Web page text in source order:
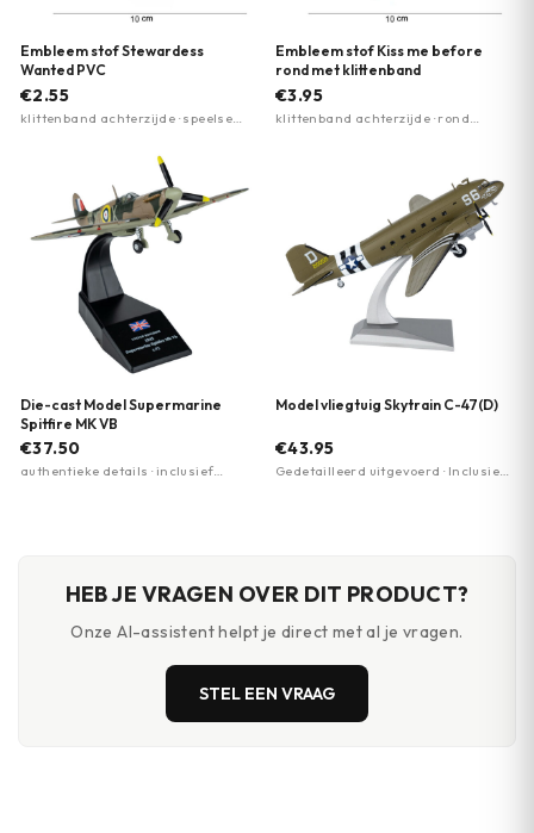
Embleem stof Stewardess
Wanted PVC
€2.55
klittenband achterzijde · speelse
Embleem stof Kiss me before
rond met klittenband
€3.95
klittenband achterzijde · rond
Die-cast Model Supermarine
Spitfire MK VB
€37.50
authentieke details · inclusief
Model vliegtuig Skytrain C-47(D)
€43.95
Gedetailleerd uitgevoerd · Inclusief
HEB JE VRAGEN OVER DIT PRODUCT?
Onze AI-assistent helpt je direct met al je vragen.
STEL EEN VRAAG